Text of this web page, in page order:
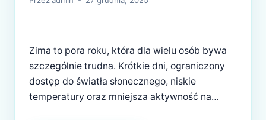
Zima to pora roku, która dla wielu osób bywa
szczególnie trudna. Krótkie dni, ograniczony
dostęp do światła słonecznego, niskie
temperatury oraz mniejsza aktywność na